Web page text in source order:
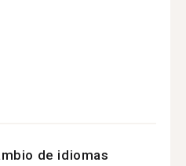
de idiomas